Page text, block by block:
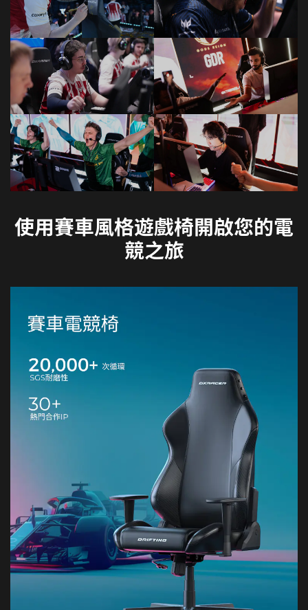
使用賽車風格遊戲椅開啟您的電
競之旅